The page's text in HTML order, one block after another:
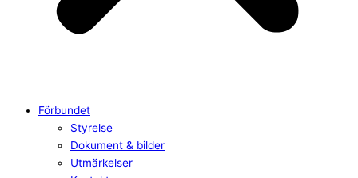
Förbundet
Styrelse
Dokument & bilder
Utmärkelser